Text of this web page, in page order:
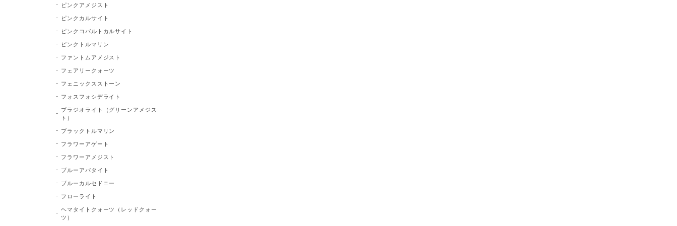
ピンクアメジスト
ピンクカルサイト
ピンクコバルトカルサイト
ピンクトルマリン
ファントムアメジスト
フェアリークォーツ
フェニックスストーン
フォスフォシデライト
プラジオライト（グリーンアメジス
ト）
ブラックトルマリン
フラワーアゲート
フラワーアメジスト
ブルーアパタイト
ブルーカルセドニー
フローライト
ヘマタイトクォーツ（レッドクォー
ツ）